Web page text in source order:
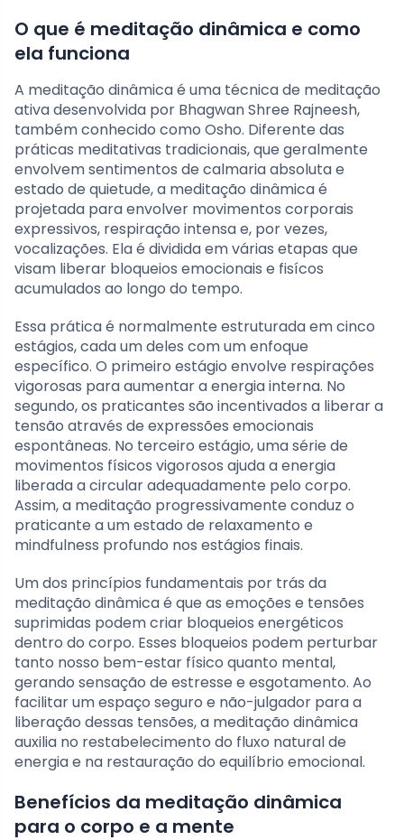
O que é meditação dinâmica e como
ela funciona
A meditação dinâmica é uma técnica de meditação
ativa desenvolvida por Bhagwan Shree Rajneesh,
também conhecido como Osho. Diferente das
práticas meditativas tradicionais, que geralmente
envolvem sentimentos de calmaria absoluta e
estado de quietude, a meditação dinâmica é
projetada para envolver movimentos corporais
expressivos, respiração intensa e, por vezes,
vocalizações. Ela é dividida em várias etapas que
visam liberar bloqueios emocionais e fisícos
acumulados ao longo do tempo.
Essa prática é normalmente estruturada em cinco
estágios, cada um deles com um enfoque
específico. O primeiro estágio envolve respirações
vigorosas para aumentar a energia interna. No
segundo, os praticantes são incentivados a liberar a
tensão através de expressões emocionais
espontâneas. No terceiro estágio, uma série de
movimentos físicos vigorosos ajuda a energia
liberada a circular adequadamente pelo corpo.
Assim, a meditação progressivamente conduz o
praticante a um estado de relaxamento e
mindfulness profundo nos estágios finais.
Um dos princípios fundamentais por trás da
meditação dinâmica é que as emoções e tensões
suprimidas podem criar bloqueios energéticos
dentro do corpo. Esses bloqueios podem perturbar
tanto nosso bem-estar físico quanto mental,
gerando sensação de estresse e esgotamento. Ao
facilitar um espaço seguro e não-julgador para a
liberação dessas tensões, a meditação dinâmica
auxilia no restabelecimento do fluxo natural de
energia e na restauração do equilíbrio emocional.
Benefícios da meditação dinâmica
para o corpo e a mente